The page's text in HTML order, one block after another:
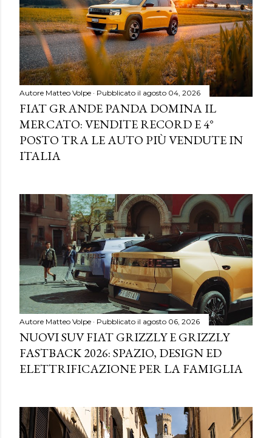
Autore Matteo Volpe Pubblicato il agosto 04, 2026
FIAT GRANDE PANDA DOMINA IL
MERCATO: VENDITE RECORD E 4°
POSTO TRA LE AUTO PIÙ VENDUTE IN
ITALIA
Autore Matteo Volpe Pubblicato il agosto 06, 2026
NUOVI SUV FIAT GRIZZLY E GRIZZLY
FASTBACK 2026: SPAZIO, DESIGN ED
ELETTRIFICAZIONE PER LA FAMIGLIA